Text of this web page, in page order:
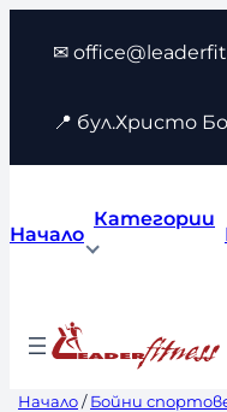
съдържанието
✉
📍 бул.Христо
Начало
Категории
Начало/Бойни